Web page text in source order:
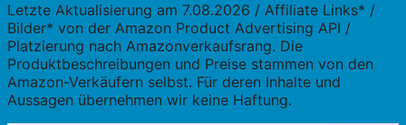
Letzte Aktualisierung am 7.08.2026 / Affiliate Links* /
Bilder* von der Amazon Product Advertising API /
Platzierung nach Amazonverkaufsrang. Die
Produktbeschreibungen und Preise stammen von den
Amazon-Verkäufern selbst. Für deren Inhalte und
Aussagen übernehmen wir keine Haftung.